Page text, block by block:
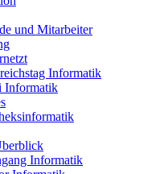
und Mitarbeiter
Informatik
Informatik
Informatik